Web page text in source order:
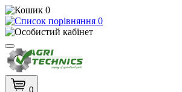
0
0
0